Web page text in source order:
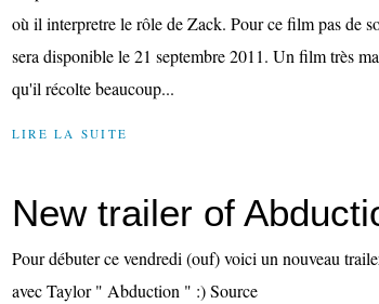
où il interpretre le rôle de Zack. Pour ce film pas de
sera disponible le 21 septembre 2011. Un film très
qu'il récolte beaucoup...
LIRE LA SUITE
New trailer of
Pour débuter ce vendredi (ouf) voici un nouveau
avec Taylor " Abduction " :) Source